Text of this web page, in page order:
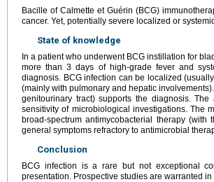
Bacille of Calmette et Guérin (BCG)
cancer. Yet, potentially severe localized or
State of knowledge
In a patient who underwent BCG instillation for
more than 3 days of high-grade fever and
diagnosis. BCG infection can be localized
(mainly with pulmonary and hepatic
genitourinary tract) supports the diagnosis.
sensitivity of microbiological investigations. The
broad-spectrum antimycobacterial therapy
general symptoms refractory to antimicrobial
Conclusion
BCG infection is a rare but not exceptional
presentation. Prospective studies are warranted